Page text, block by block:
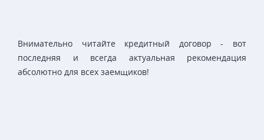
Внимательно читайте кредитный договор - вот
последняя и всегда актуальная рекомендация
абсолютно для всех заемщиков!